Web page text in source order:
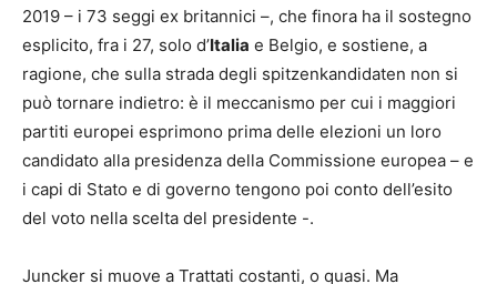
2019 – i 73 seggi ex britannici –, che finora ha il sostegno
esplicito, fra i 27, solo d’Italia e Belgio, e sostiene, a
ragione, che sulla strada degli spitzenkandidaten non si
può tornare indietro: è il meccanismo per cui i maggiori
partiti europei esprimono prima delle elezioni un loro
candidato alla presidenza della Commissione europea – e
i capi di Stato e di governo tengono poi conto dell’esito
del voto nella scelta del presidente -.
Juncker si muove a Trattati costanti, o quasi. Ma